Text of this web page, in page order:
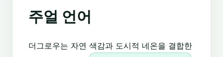
주얼 언어
더그로우는 자연 색감과 도시적 네온을 결합한